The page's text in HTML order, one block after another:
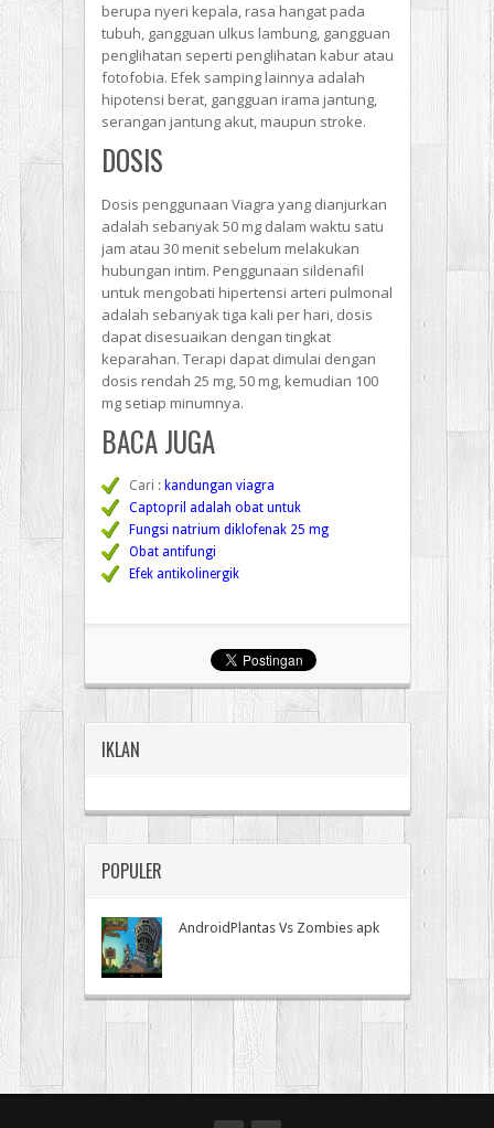
berupa nyeri kepala, rasa hangat pada
tubuh, gangguan ulkus lambung, gangguan
penglihatan seperti penglihatan kabur atau
fotofobia. Efek samping lainnya adalah
hipotensi berat, gangguan irama jantung,
serangan jantung akut, maupun stroke.
DOSIS
Dosis penggunaan Viagra yang dianjurkan
adalah sebanyak 50 mg dalam waktu satu
jam atau 30 menit sebelum melakukan
hubungan intim. Penggunaan sildenafil
untuk mengobati hipertensi arteri pulmonal
adalah sebanyak tiga kali per hari, dosis
dapat disesuaikan dengan tingkat
keparahan. Terapi dapat dimulai dengan
dosis rendah 25 mg, 50 mg, kemudian 100
mg setiap minumnya.
BACA JUGA
Cari : kandungan viagra
Captopril adalah obat untuk
Fungsi natrium diklofenak 25 mg
Obat antifungi
Efek antikolinergik
IKLAN
POPULER
AndroidPlantas Vs Zombies apk